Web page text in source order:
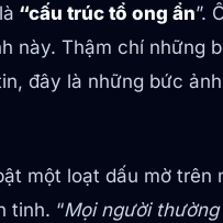
“cấu trúc tổ ong ẩn”.
này. Thậm chí
đây là những bức
một loạt dấu mờ
tinh. “Mọi người